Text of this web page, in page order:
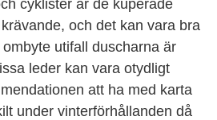
cyklister är de kuperade
och det kan vara bra
utifall duscharna är
leder kan vara otydligt
att ha med karta
under vinterförhållanden då